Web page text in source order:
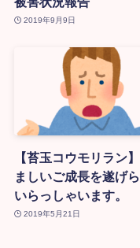
2019年9月9日
【苔玉コウモリラン
ましいご成長を遂げ
いらっしゃいます。
2019年5月21日